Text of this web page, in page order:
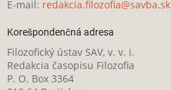
E-mail: redakcia.filozofia@savba.sk
Korešpondenčná adresa
Filozofický ústav SAV, v. v. i.
Redakcia časopisu Filozofia
P. O. Box 3364